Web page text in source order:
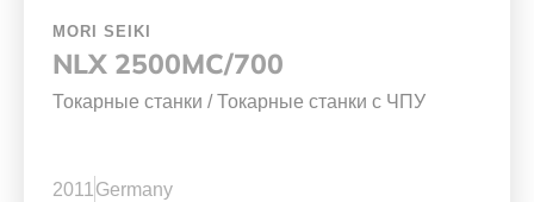
MORI SEIKI
NLX 2500MC/700
Токарные станки /Токарные станки с ЧПУ
2011 Germany